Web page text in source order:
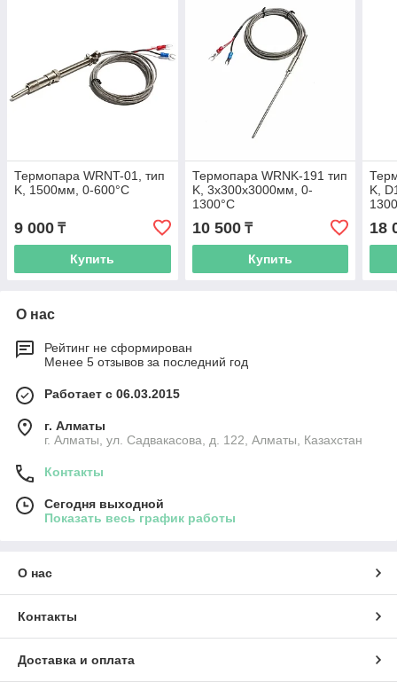
Термопара WRNT-01, тип
K, 1500мм, 0-600°C
9 000 ₸
Купить
Термопара WRNK-191 тип
K, 3х300х3000мм, 0-
1300°C
10 500₸
Купить
K,
18
О нас
Рейтинг не сформирован
Менее 5 отзывов за последний год
Работает с 06.03.2015
г. Алматы
г. Алматы, ул. Садвакасова, д. 122, Алматы, Казахстан
Контакты
Сегодня выходной
Показать весь график работы
О нас
Контакты
Доставка и оплата